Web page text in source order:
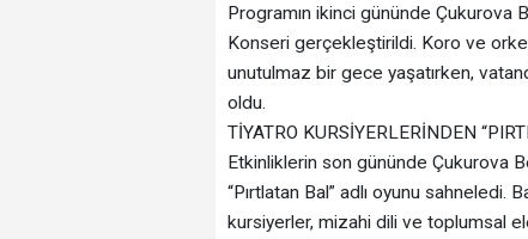
Programın ikinci gününde Çukurova
Konseri gerçekleştirildi. Koro ve
unutulmaz bir gece yaşatırken,
oldu.
TİYATRO KURSİYERLERİNDEN
Etkinliklerin son gününde Çukurova
“Pırtlatan Bal” adlı oyunu sahneledi.
kursiyerler, mizahi dili ve toplumsal